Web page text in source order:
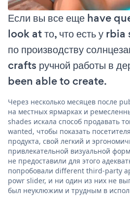
Если вы все еще have
look at то, что есть у
по производству
crafts ручной работы в
been able to create.
Через несколько месяцев после
на местных ярмарках и
shades искала способ продавать
wanted, чтобы показать
продукта, свой легкий и
привлекательной визуальной
не предоставили для этого
попробовали different third-party
powr slider, и ни один из них не
был неуклюжим и трудным в